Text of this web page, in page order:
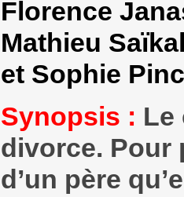
Florence
Mathieu
et Sophie
Synopsis : Le
divorce. Pour
d’un père